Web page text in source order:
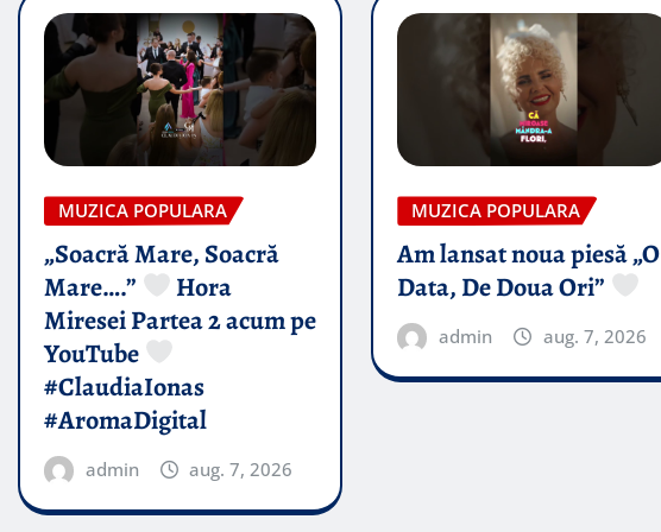
MUZICA POPULARA
„Soacră Mare, Soacră
Mare….”
Hora
Miresei Partea 2 acum pe
YouTube
#ClaudiaIonas
#AromaDigital
admin aug. 7, 2026
MUZICA POPULARA
Am lansat noua piesă „O
Data, De Doua Ori”
admin aug. 7, 2026